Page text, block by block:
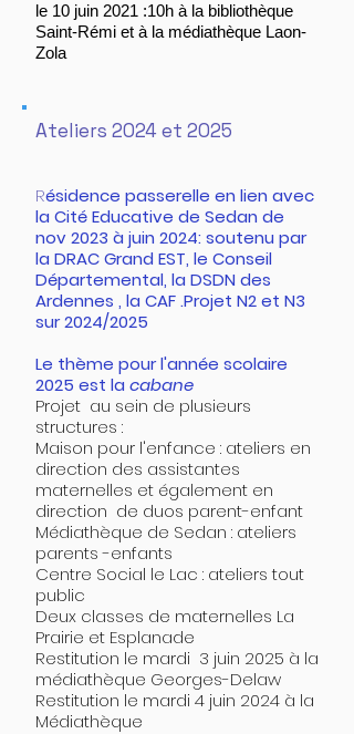
le 10 juin 2021 :10h à la bibliothèque
Saint-Rémi et à la médiathèque Laon-
Zola
Ateliers 2024 et 2025
Résidence passerelle en lien avec
la Cité Educative de Sedan de
nov 2023 à juin 2024: soutenu par
la DRAC Grand EST, le Conseil
Départemental, la DSDN des
Ardennes , la CAF .Projet N2 et N3
sur 2024/2025
Le thème pour l'année scolaire
2025 est la cabane
Projet au sein de plusieurs
structures :
Maison pour l'enfance : ateliers en
direction des assistantes
maternelles et également en
direction de duos parent-enfant
Médiathèque de Sedan : ateliers
parents -enfants
Centre Social le Lac : ateliers tout
public
Deux classes de maternelles La
Prairie et Esplanade
Restitution le mardi 3 juin 2025 à la
médiathèque Georges-Delaw
Restitution le mardi 4 juin 2024 à la
Médiathèque